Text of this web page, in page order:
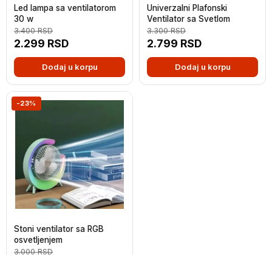
Led lampa sa ventilatorom
30 w
2.299 RSD
3.400RSD
Dodaj u korpu
Univerzalni Plafonski
Ventilator sa Svetlom
2.799 RSD
3.300RSD
Dodaj u korpu
-23%
Stoni ventilator sa RGB
osvetljenjem
3.000RSD